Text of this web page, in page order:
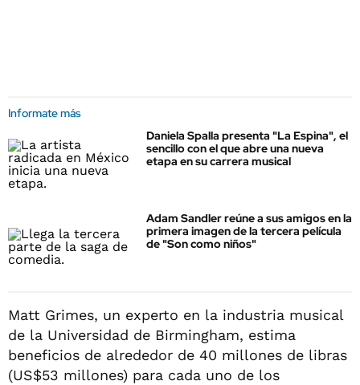
Informate más
Daniela Spalla presenta "La Espina", el
sencillo con el que abre una nueva
etapa en su carrera musical
Adam Sandler reúne a sus amigos en la
primera imagen de la tercera película
de "Son como niños"
Matt Grimes, un experto en la industria musical
de la Universidad de Birmingham, estima
beneficios de alrededor de 40 millones de libras
(US$53 millones) para cada uno de los